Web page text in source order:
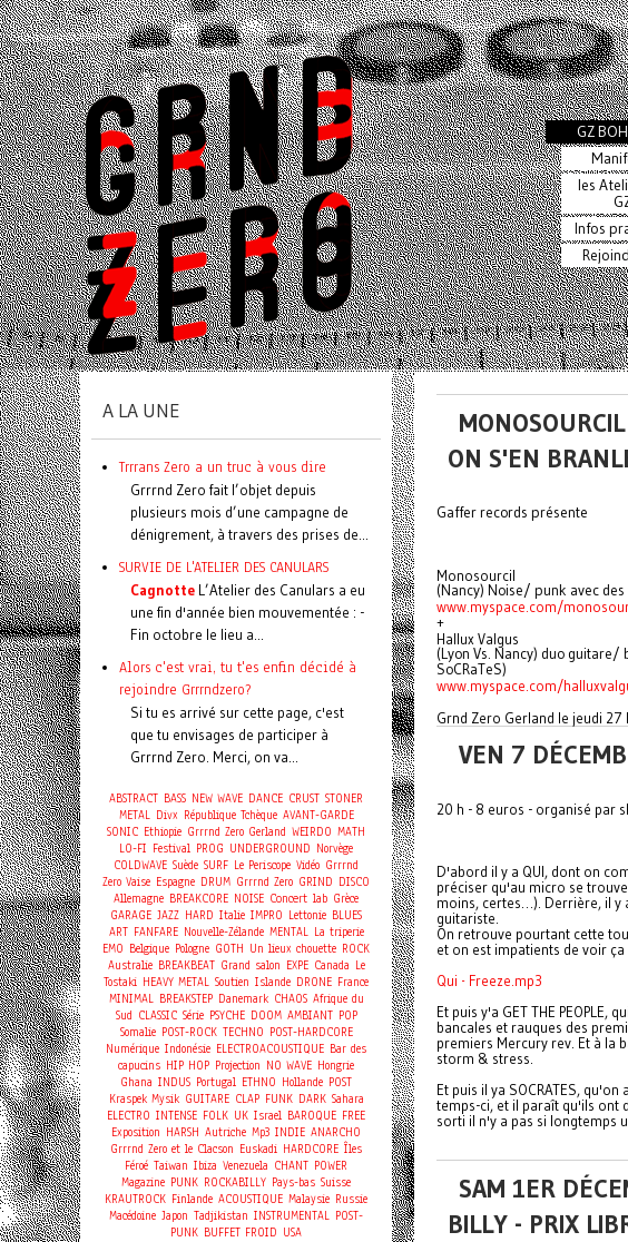
GZ
les
Infos
ON S'EN
Gaffer records présente
Monosourcil
(Nancy) Noise/ punk avec
www.myspace.com/
+
Hallux Valgus
(Lyon Vs. Nancy) duo
SoCRaTeS)
www.myspace.com/
Grnd Zero Gerland le jeudi
VEN 7
20 h - 8 euros - organisé par
D'abord il y a QUI, dont on
préciser qu'au micro se
moins, certes…). Derrière, il y
guitariste.
On retrouve pourtant cette
et on est impatients de voir ça
Qui - Freeze.mp3
Et puis y'a GET THE
bancales et rauques des
premiers Mercury rev. Et à la
storm & stress.
Et puis il ya SOCRATES,
temps-ci, et il paraît qu'ils ont
sorti il n'y a pas si longtemps
SAM 1ER
BILLY - PRIX
A LA UNE
Trrrans Zero a un truc à vous dire
Grrrnd Zero fait l’objet depuis
plusieurs mois d’une campagne de
dénigrement, à travers des prises de...
SURVIE DE L'ATELIER DES CANULARS
Cagnotte L’Atelier des Canulars a eu
une fin d'année bien mouvementée : -
Fin octobre le lieu a...
Alors c'est vrai, tu t'es enfin décidé à
rejoindre Grrrndzero?
Si tu es arrivé sur cette page, c'est
que tu envisages de participer à
Grrrnd Zero. Merci, on va...
ABSTRACT BASS NEW WAVE DANCE CRUST STONER
METAL Divx République Tchèque AVANT-GARDE
SONIC Ethiopie Grrrnd Zero Gerland WEIRDO MATH
LO-FI Festival PROG UNDERGROUND Norvège
COLDWAVE Suède SURF Le Periscope Vidéo Grrrnd
Zero Vaise Espagne DRUM Grrrnd Zero GRIND DISCO
Allemagne BREAKCORE NOISE Concert lab Grèce
GARAGE JAZZ HARD Italie IMPRO Lettonie BLUES
ART FANFARE Nouvelle-Zélande MENTAL La triperie
EMO Belgique Pologne GOTH Un lieux chouette ROCK
Australie BREAKBEAT Grand salon EXPE Canada Le
Tostaki HEAVY METAL Soutien Islande DRONE France
MINIMAL BREAKSTEP Danemark CHAOS Afrique du
Sud CLASSIC Série PSYCHE DOOM AMBIANT POP
Somalie POST-ROCK TECHNO POST-HARDCORE
Numérique Indonésie ELECTROACOUSTIQUE Bar des
capucins HIP HOP Projection NO WAVE Hongrie
Ghana INDUS Portugal ETHNO Hollande POST
Kraspek Mysik GUITARE CLAP FUNK DARK Sahara
ELECTRO INTENSE FOLK UK Israel BAROQUE FREE
Exposition HARSH Autriche Mp3 INDIE ANARCHO
Grrrnd Zero et le Clacson Euskadi HARDCORE Îles
Féroé Taiwan Ibiza Venezuela CHANT POWER
Magazine PUNK ROCKABILLY Pays-bas Suisse
KRAUTROCK Finlande ACOUSTIQUE Malaysie Russie
Macédoine Japon Tadjikistan INSTRUMENTAL POST-
PUNK BUFFET FROID USA